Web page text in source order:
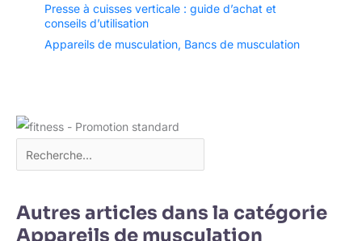
Presse à cuisses verticale : guide d’achat et
conseils d’utilisation
Appareils de musculation, Bancs de musculation
Autres articles dans la catégorie
Appareils de musculation